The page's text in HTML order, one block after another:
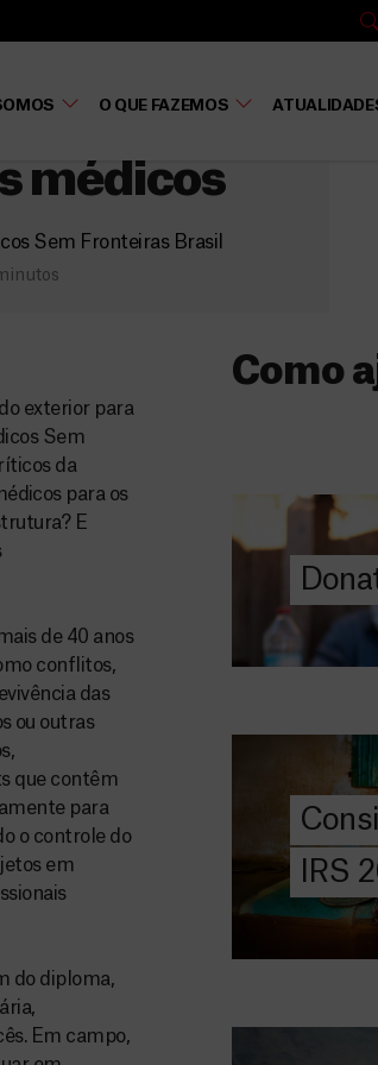
O QUE FAZEMOS
médicos
Sem Fronteiras Brasil
exterior para
Sem
da
para os
E
de 40 anos
conflitos,
das
ou outras
que contêm
para
o controle do
em
do diploma,
Em campo,
Como
ajuda-nos a
a quem mais
DOE
AGORA
IRS
Saiba tudo
IRS: o que é,
preencher, e
MSF com o
DOE
AGORA
Angarie
A MSF